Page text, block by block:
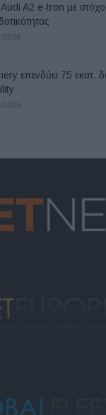
A2 e-tron με
2026
επενδύει 75 εκατ.
2026